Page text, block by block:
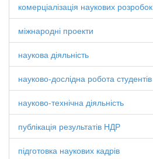
комерціалізація наукових розробок
міжнародні проекти
наукова діяльність
науково-дослідна робота студентів
науково-технічна діяльність
публікація результатів НДР
підготовка наукових кадрів